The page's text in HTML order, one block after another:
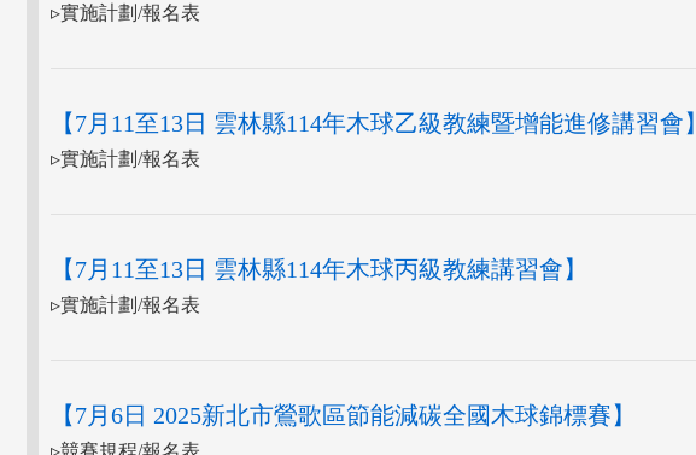
▹實施計劃/報名表
【7月11至13日 雲林縣114年木球乙級教練暨增能進修講習會】
▹實施計劃/報名表
【7月11至13日 雲林縣114年木球丙級教練講習會】
▹實施計劃/報名表
【7月6日 2025新北市鶯歌區節能減碳全國木球錦標賽】
▹競賽規程/報名表